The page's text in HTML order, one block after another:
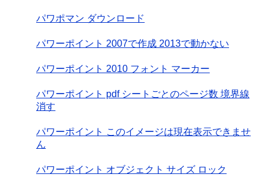
パワポマン ダウンロード
パワーポイント 2007で作成 2013で動かない
パワーポイント 2010 フォント マーカー
パワーポイント pdf シートごとのページ数 境界線
消す
パワーポイント このイメージは現在表示できませ
ん
パワーポイント オブジェクト サイズ ロック